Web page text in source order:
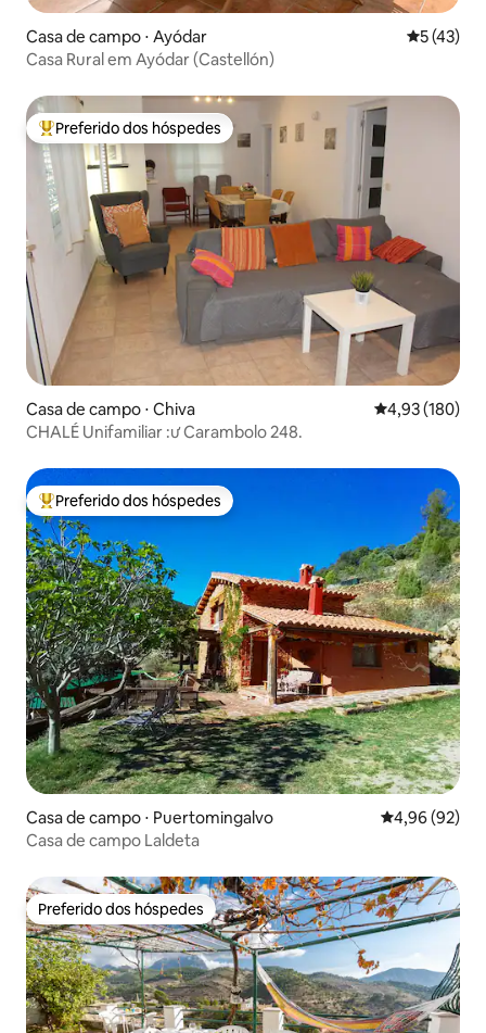
Casa de campo ⋅ Ayódar 5 de uma
5 (43)
Casa Rural em Ayódar (Castellón)
Entre os melhores preferidos dos hóspedes
Preferido dos hóspedes
Casa de campo ⋅ Chiva 4,93 de uma
4,93 (180)
CHALÉ Unifamiliar :ư Carambolo 248.
Entre os melhores preferidos dos hóspedes
Preferido dos hóspedes
Casa de campo ⋅ Puertomingalvo 4,96 de uma
4,96 (92)
Casa de campo Laldeta
Preferido dos hóspedes
Preferido dos hóspedes